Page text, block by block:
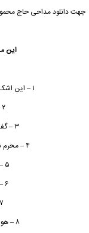
جهت دانلود مداحیحاج
این
۱ – این اشک نیست گوهر بزم عزای ماست – غزل مصیبت
۲ – هلال محرم که پیدا شده – روضه
۳ – گفت ای گروه هر که ندارد هوای ما – زمینه
۴ – محرم شد و احیای دین عزای امیرالمومنین – زمینه
۵ – سر زده ماه گریه ها وای من – واحد
۶ – ماه ماه ماتمه اومد محرمت – واحد
۷ – کیمدی ابوالفضل باشینا – واحد
۸ – هوای حرم دارم ز عشق تو سرشارم – دودمه